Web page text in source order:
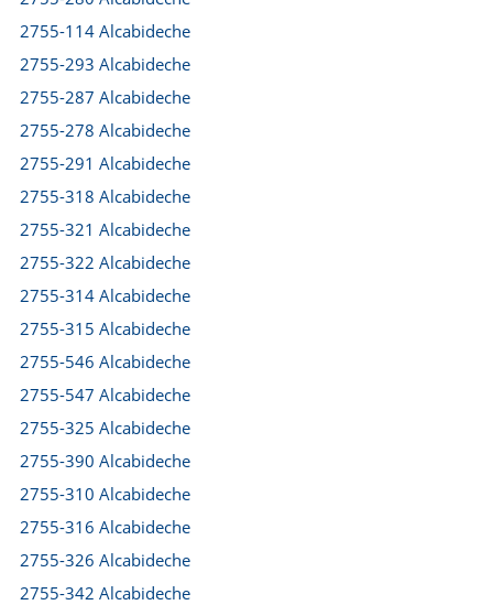
2755-114 Alcabideche
2755-293 Alcabideche
2755-287 Alcabideche
2755-278 Alcabideche
2755-291 Alcabideche
2755-318 Alcabideche
2755-321 Alcabideche
2755-322 Alcabideche
2755-314 Alcabideche
2755-315 Alcabideche
2755-546 Alcabideche
2755-547 Alcabideche
2755-325 Alcabideche
2755-390 Alcabideche
2755-310 Alcabideche
2755-316 Alcabideche
2755-326 Alcabideche
2755-342 Alcabideche